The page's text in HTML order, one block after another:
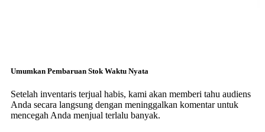
Umumkan Pembaruan Stok Waktu Nyata
Setelah inventaris terjual habis, kami akan memberi tahu audiens
Anda secara langsung dengan meninggalkan komentar untuk
mencegah Anda menjual terlalu banyak.